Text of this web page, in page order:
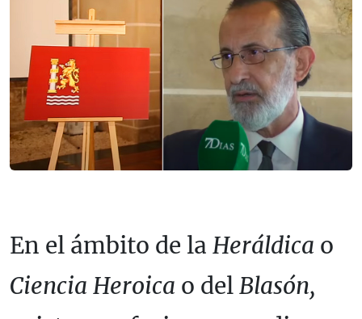
En el ámbito de la Heráldica o
Ciencia Heroica o delBlasón,